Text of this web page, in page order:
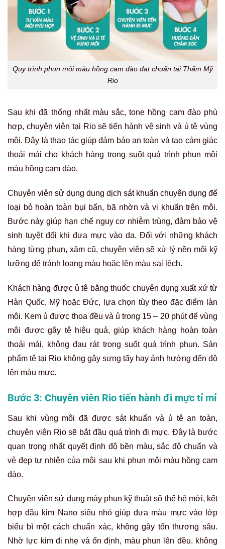
Quy trình phun môi màu hồng cam đào đạt chuẩn tại Thẩm Mỹ
Rio
Sau khi đã thống nhất màu sắc, tone hồng cam đào phù
hợp, chuyên viên tại Rio sẽ tiến hành vệ sinh và ủ tê vùng
môi. Đây là thao tác giúp đảm bảo an toàn và tạo cảm giác
thoải mái cho khách hàng trong suốt quá trình phun môi
màu hồng cam đào.
Chuyên viên sử dụng dung dịch sát khuẩn chuyên dụng để
loại bỏ hoàn toàn bụi bẩn, bã nhờn và vi khuẩn trên môi.
Bước này giúp hạn chế nguy cơ nhiễm trùng, đảm bảo vệ
sinh tuyệt đối khi đưa mực vào da. Đối với những khách
hàng từng phun, xăm cũ, chuyên viên sẽ xử lý nền môi kỹ
lưỡng để tránh loang màu hoặc lên màu sai lệch.
Khách hàng được ủ tê bằng thuốc chuyên dụng xuất xứ từ
Hàn Quốc, Mỹ hoặc Đức, lựa chọn tùy theo đặc điểm làn
môi. Kem ủ được thoa đều và ủ trong 15 – 20 phút để vùng
môi được gây tê hiệu quả, giúp khách hàng hoàn toàn
thoải mái, không đau rát trong suốt quá trình phun. Sản
phẩm tê tại Rio không gây sưng tấy hay ảnh hưởng đến độ
lên màu mực.
Bước 3: Chuyên viên Rio tiến hành đi mực tỉ mỉ
Sau khi vùng môi đã được sát khuẩn và ủ tê an toàn,
chuyên viên Rio sẽ bắt đầu quá trình đi mực. Đây là bước
quan trọng nhất quyết định độ bền màu, sắc độ chuẩn và
vẻ đẹp tự nhiên của môi sau khi phun môi màu hồng cam
đào.
Chuyên viên sử dụng máy phun kỹ thuật số thế hệ mới, kết
hợp đầu kim Nano siêu nhỏ giúp đưa màu mực vào lớp
biểu bì một cách chuẩn xác, không gây tổn thương sâu.
Nhờ lực kim đi nhẹ và ổn định, màu phun lên đều, không